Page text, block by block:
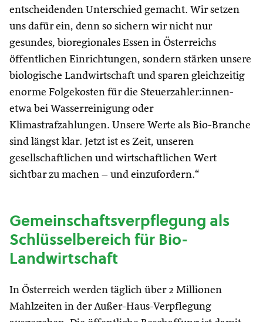
entscheidenden Unterschied gemacht. Wir setzen
uns dafür ein, denn so sichern wir nicht nur
gesundes, bioregionales Essen in Österreichs
öffentlichen Einrichtungen, sondern stärken unsere
biologische Landwirtschaft und sparen gleichzeitig
enorme Folgekosten für die Steuerzahler:innen-
etwa bei Wasserreinigung oder
Klimastrafzahlungen. Unsere Werte als Bio-Branche
sind längst klar. Jetzt ist es Zeit, unseren
gesellschaftlichen und wirtschaftlichen Wert
sichtbar zu machen – und einzufordern.“
Gemeinschaftsverpflegung als
Schlüsselbereich für Bio-
Landwirtschaft
In Österreich werden täglich über 2 Millionen
Mahlzeiten in der Außer-Haus-Verpflegung